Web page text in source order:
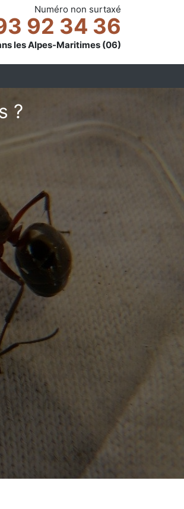
Numéro non surtaxé
92 34 36
les Alpes-Maritimes (06)
?